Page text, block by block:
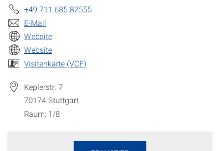
+49 711 685 82555
E-Mail
Website
Website
Visitenkarte (VCF)
Keplerstr. 7
70174Stuttgart
Raum: 1/8